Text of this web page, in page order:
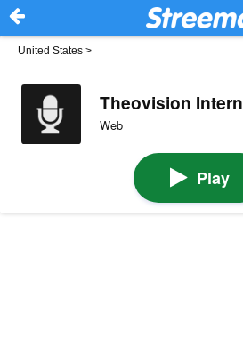
United States >
Theovision
Web
Play